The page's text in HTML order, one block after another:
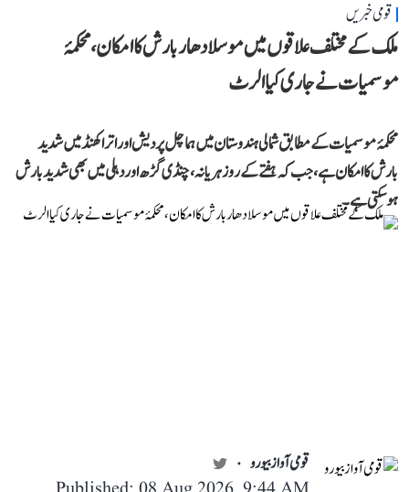
قومی خبریں
ملک کے مختلف علاقوں میں موسلادھار بارش کا امکان، محکمۂ
موسمیات نے جاری کیا الرٹ
محکمۂ موسمیات کے مطابق شمالی ہندوستان میں ہماچل پردیش اور اتراکھنڈ میں شدید
بارش کا امکان ہے، جب کہ ہفتے کے روز ہریانہ، چنڈی گڑھ اور دہلی میں بھی شدید بارش
ہوسکتی ہے۔
قومی آواز بیورو